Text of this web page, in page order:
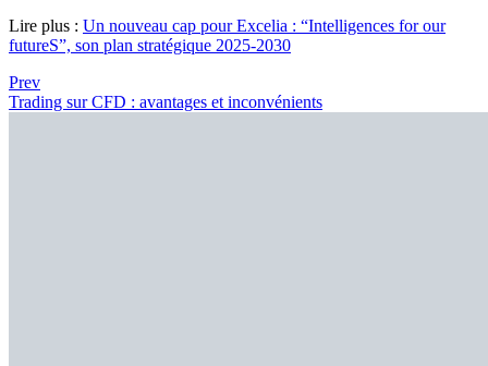
Lire plus : Un nouveau cap pour Excelia : “Intelligences for our
futureS”, son plan stratégique 2025-2030
Prev
Trading sur CFD : avantages et inconvénients